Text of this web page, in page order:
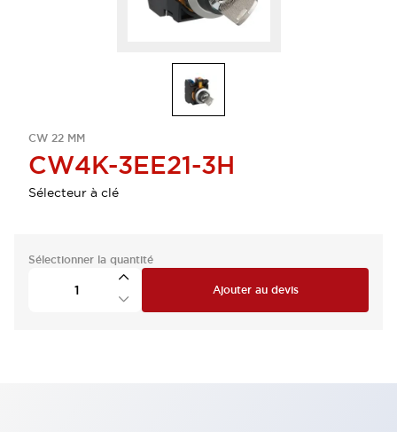
CW 22 MM
CW4K-3EE21-3H
Sélecteur à clé
Sélectionner la quantité
Ajouter au devis